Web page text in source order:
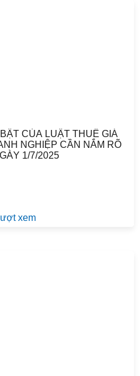
CỦA LUẬT THUẾ GIÁ
NGHIỆP CẦN NẮM RÕ
1/7/2025
xem